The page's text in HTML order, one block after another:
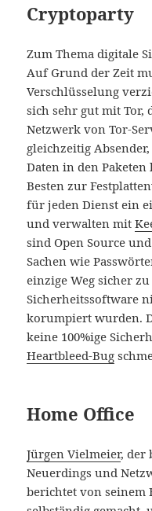
Cryptoparty
Zum Thema digitale
Auf Grund der Zeit
Verschlüsselung
sich sehr gut mit Tor,
Netzwerk von Tor-
gleichzeitig
Daten in den
Besten zur
für jeden Dienst ein
und verwalten mit
sind Open Source
Sachen wie
einzige Weg sicher zu
Sicherheitssoftware
korumpiert wurden.
keine 100%ige
Heartbleed-Bug
Home Office
Jürgen Vielmeier, der
Neuerdings und
berichtet von seinem